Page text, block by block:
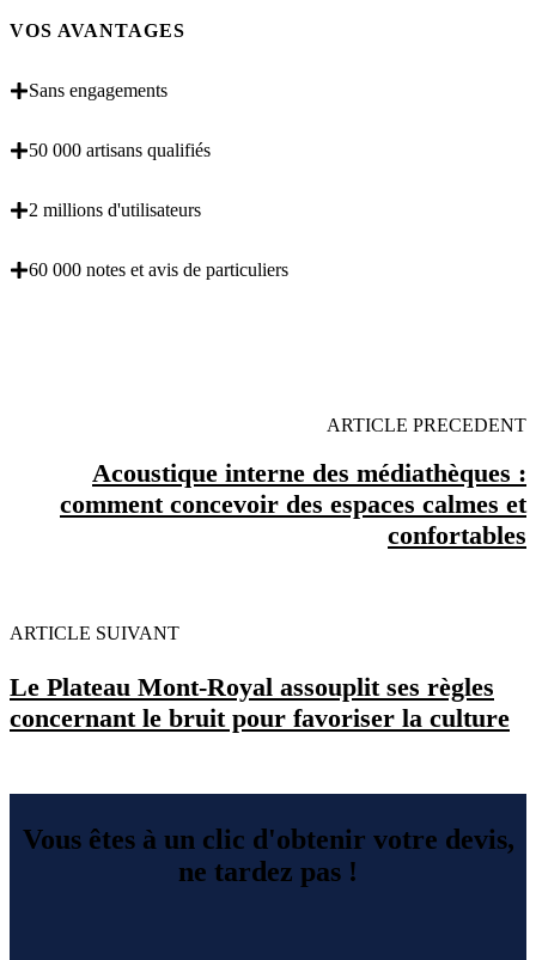
VOS AVANTAGES
Sans engagements
50 000 artisans qualifiés
2 millions d'utilisateurs
60 000 notes et avis de particuliers
ARTICLE PRECEDENT
Acoustique interne des médiathèques :
comment concevoir des espaces calmes et
confortables
ARTICLE SUIVANT
Le Plateau Mont-Royal assouplit ses règles
concernant le bruit pour favoriser la culture
Vous êtes à un clic d'obtenir votre devis,
ne tardez pas !